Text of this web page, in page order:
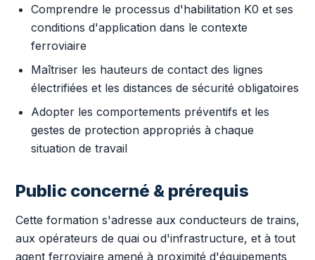
Comprendre le processus d'habilitation K0 et ses
conditions d'application dans le contexte
ferroviaire
Maîtriser les hauteurs de contact des lignes
électrifiées et les distances de sécurité obligatoires
Adopter les comportements préventifs et les
gestes de protection appropriés à chaque
situation de travail
Public concerné & prérequis
Cette formation s'adresse aux conducteurs de trains,
aux opérateurs de quai ou d'infrastructure, et à tout
agent ferroviaire amené à proximité d'équipements